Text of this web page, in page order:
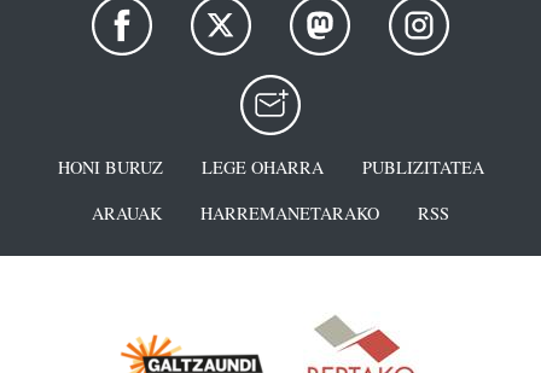
HONI BURUZ LEGE OHARRA
PUBLIZITATEA
ARAUAK
HARREMANETARAKO RSS